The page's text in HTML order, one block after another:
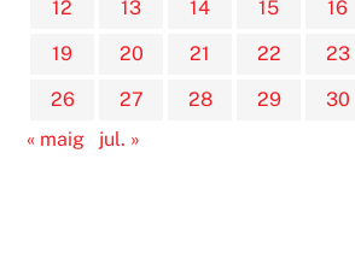
12
13 14 15 16
19
20 21 22 23
26
27 28 29
30
« maig
jul. »